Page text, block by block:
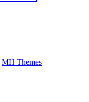
MH Themes